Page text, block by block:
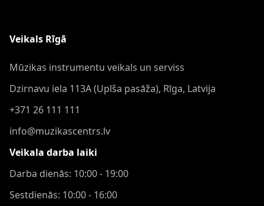
Veikals Rīgā
Mūzikas instrumentu veikals un serviss
Dzirnavu iela 113A (Upīša pasāža), Rīga, Latvija
+371 26 111 111
info@muzikascentrs.lv
Veikala darba laiki
Darba dienās: 10:00 - 19:00
Sestdienās: 10:00 - 16:00